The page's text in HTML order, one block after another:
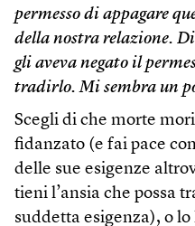
permesso di appagare
della nostra relazione.
gli aveva negato il
tradirlo. Mi sembra un
Scegli di che morte
fidanzato (e fai pace
delle sue esigenze
tieni l’ansia che possa
suddetta esigenza), o